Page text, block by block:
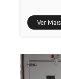
Ver Mais